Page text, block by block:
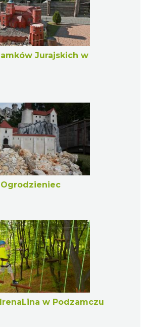
Jurajskich w
w Podzamczu